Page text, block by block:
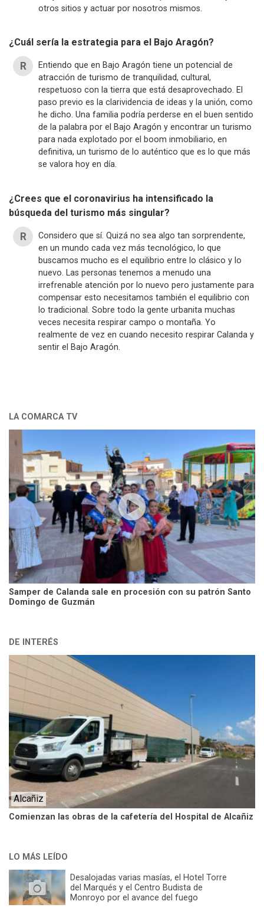
otros sitios y actuar por nosotros mismos.
¿Cuál sería la estrategia para el Bajo Aragón?
Entiendo que en Bajo Aragón tiene un potencial de
atracción de turismo de tranquilidad, cultural,
respetuoso con la tierra que está desaprovechado. El
paso previo es la clarividencia de ideas y la unión, como
he dicho. Una familia podría perderse en el buen sentido
de la palabra por el Bajo Aragón y encontrar un turismo
para nada explotado por el boom inmobiliario, en
definitiva, un turismo de lo auténtico que es lo que más
se valora hoy en día.
¿Crees que el coronavirius ha intensificado la
búsqueda del turismo más singular?
Considero que sí. Quizá no sea algo tan sorprendente,
en un mundo cada vez más tecnológico, lo que
buscamos mucho es el equilibrio entre lo clásico y lo
nuevo. Las personas tenemos a menudo una
irrefrenable atención por lo nuevo pero justamente para
compensar esto necesitamos también el equilibrio con
lo tradicional. Sobre todo la gente urbanita muchas
veces necesita respirar campo o montaña. Yo
realmente de vez en cuando necesito respirar Calanda y
sentir el Bajo Aragón.
LA COMARCA TV
Samper de Calanda sale en procesión con su patrón Santo
Domingo de Guzmán
DE INTERÉS
Comienzan las obras de la cafetería del Hospital de Alcañiz
Alcañiz
LO MÁS LEÍDO
Desalojadas varias masías, el Hotel Torre
del Marqués y el Centro Budista de
Monroyo por el avance del fuego